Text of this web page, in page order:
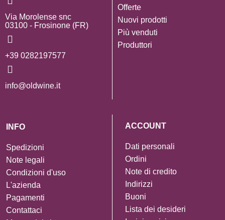
Via Morolense snc
03100 - Frosinone (FR)
+39 0282197577
info@oldwine.it
Offerte
Nuovi prodotti
Più venduti
Produttori
INFO
Spedizioni
Note legali
Condizioni d'uso
L'azienda
Pagamenti
Contattaci
ACCOUNT
Dati personali
Ordini
Note di credito
Indirizzi
Buoni
Lista dei desideri